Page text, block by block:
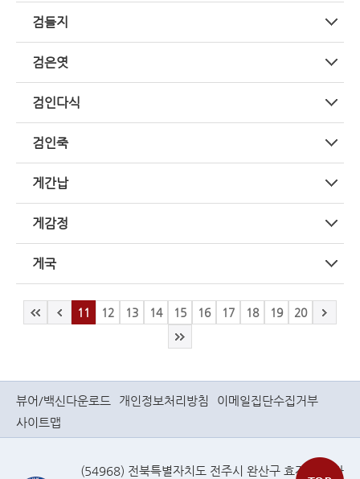
검들지
검은엿
검인다식
검인죽
게간납
게감정
게국
11 12 13 14 15 16 17 18 19 20
뷰어/백신다운로드 개인정보처리방침
이메일집단수집거부
사이트맵
(54968) 전북특별자치도 전주시 완산구 효자로(효자